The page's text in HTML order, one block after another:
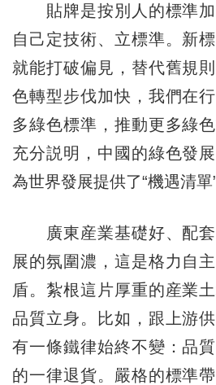
貼牌是按別人的標準加
自己定技術、立標準。新
就能打破偏見，替代舊規
色轉型步伐加快，我們在
多綠色標準，推動更多綠
充分説明，中國的綠色發
為世界發展提供了“機遇清單”
廣東産業基礎好、配套
展的氛圍濃，這是格力自
盾。紮根這片厚重的産業
品質立身。比如，跟上游
有一條鐵律始終不變：品
的一律退貨。嚴格的標準